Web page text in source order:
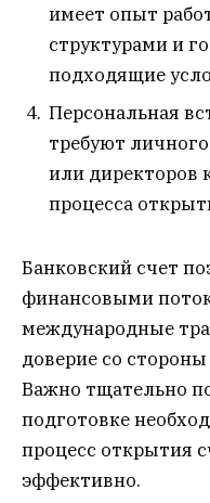
имеет опыт
структурами и
подходящие
Персональная
требуют
или директоров
процесса
Банковский счет
финансовыми
международные
доверие со
Важно тщательно
подготовке
процесс открытия
эффективно.